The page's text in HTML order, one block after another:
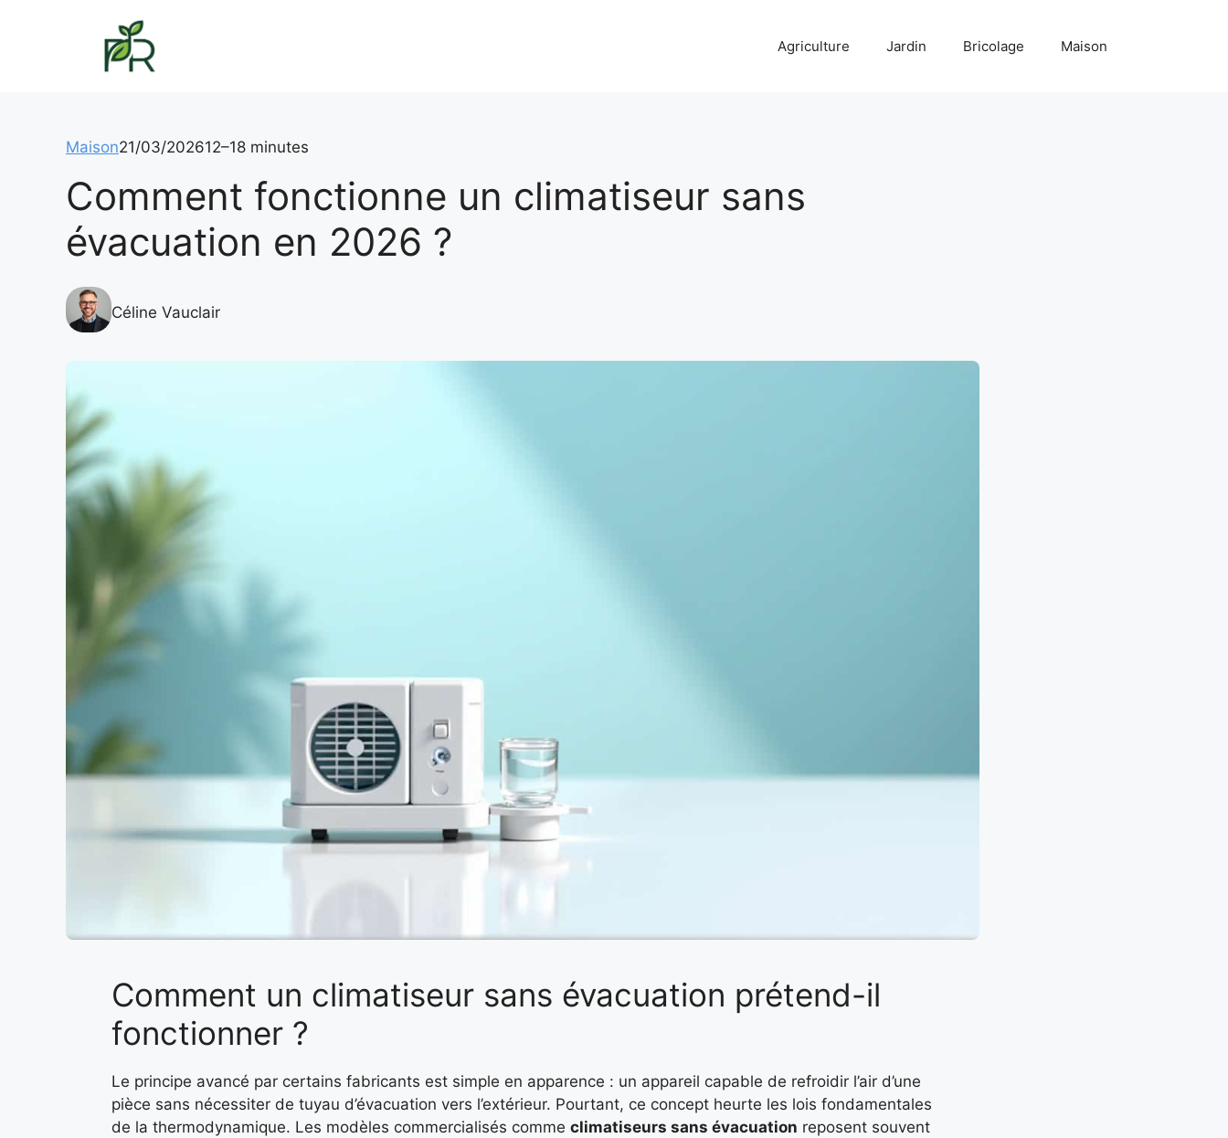
Agriculture Jardin Bricolage Maison
Maison21/03/202612–18 minutes
Comment fonctionne un climatiseur sans
évacuation en 2026 ?
Céline Vauclair
Comment un climatiseur sans évacuation prétend-il
fonctionner ?
Le principe avancé par certains fabricants est simple en apparence : un appareil capable de refroidir l’air d’une
pièce sans nécessiter de tuyau d’évacuation vers l’extérieur. Pourtant, ce concept heurte les lois fondamentales
de la thermodynamique. Les modèles commercialisés comme climatiseurs sans évacuation reposent souvent